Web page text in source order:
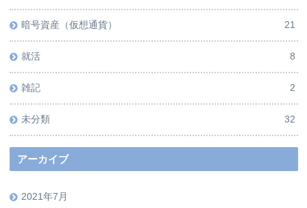
暗号資産（仮想通貨） 21
就活 8
雑記 2
未分類 32
アーカイブ
2021年7月